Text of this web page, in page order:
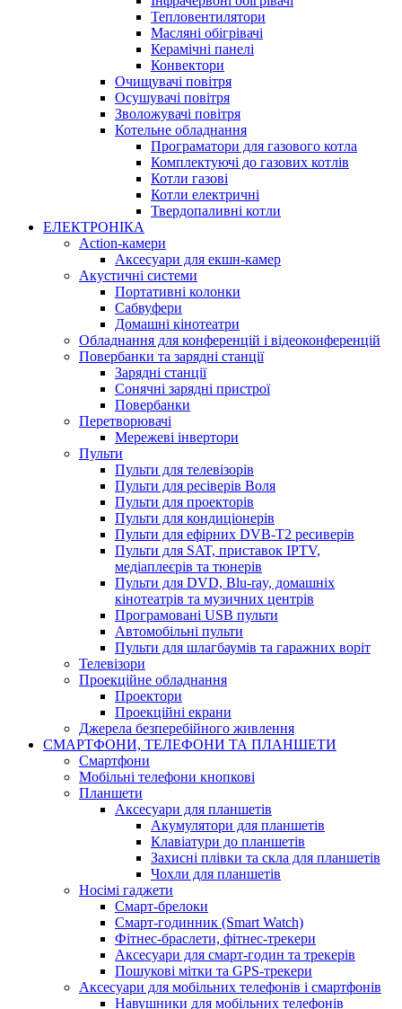
Тепловентилятори
Масляні обігрівачі
Керамічні панелі
Конвектори
Очищувачі повітря
Осушувачі повітря
Зволожувачі повітря
Котельне обладнання
Програматори для газового котла
Комплектуючі до газових котлів
Котли газові
Котли електричні
Твердопаливні котли
ЕЛЕКТРОНІКА
Action-камери
Аксесуари для екшн-камер
Акустичні системи
Портативні колонки
Сабвуфери
Домашні кінотеатри
Обладнання для конференцій і відеоконференцій
Повербанки та зарядні станції
Зарядні станції
Сонячні зарядні пристрої
Повербанки
Перетворювачі
Мережеві інвертори
Пульти
Пульти для телевізорів
Пульти для ресіверів Воля
Пульти для проекторів
Пульти для кондиціонерів
Пульти для ефірних DVB-T2 ресиверів
Пульти для SAT, приставок IPTV,
медіаплеєрів та тюнерів
Пульти для DVD, Blu-ray, домашніх
кінотеатрів та музичних центрів
Програмовані USB пульти
Автомобільні пульти
Пульти для шлагбаумів та гаражних воріт
Телевізори
Проекційне обладнання
Проектори
Проекційні екрани
Джерела безперебійного живлення
СМАРТФОНИ, ТЕЛЕФОНИ ТА ПЛАНШЕТИ
Смартфони
Мобільні телефони кнопкові
Планшети
Аксесуари для планшетів
Акумулятори для планшетів
Клавіатури до планшетів
Захисні плівки та скла для планшетів
Чохли для планшетів
Носімі гаджети
Смарт-брелоки
Смарт-годинник (Smart Watch)
Фітнес-браслети, фітнес-трекери
Аксесуари для смарт-годин та трекерів
Пошукові мітки та GPS-трекери
Аксесуари для мобільних телефонів і смартфонів
Навушники для мобільних телефонів